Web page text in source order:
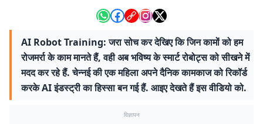
AI Robot Training: जरा सोच कर देखिए कि जिन कामों को हम
रोजमर्रा के काम मानते हैं, वही अब भविष्य के स्मार्ट रोबोट्स को सीखने में
मदद कर रहे हैं. चेन्नई की एक महिला अपने दैनिक कामकाज को रिकॉर्ड
करके AI इंडस्ट्री का हिस्सा बन गई हैं. आइए देखते हैं इस वीडियो को.
विज्ञापन